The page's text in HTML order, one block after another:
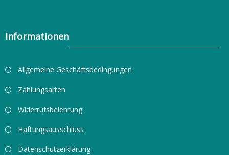
Informationen
Allgemeine Geschäftsbedingungen
Zahlungsarten
Widerrufsbelehrung
Haftungsausschluss
Datenschutzerklärung